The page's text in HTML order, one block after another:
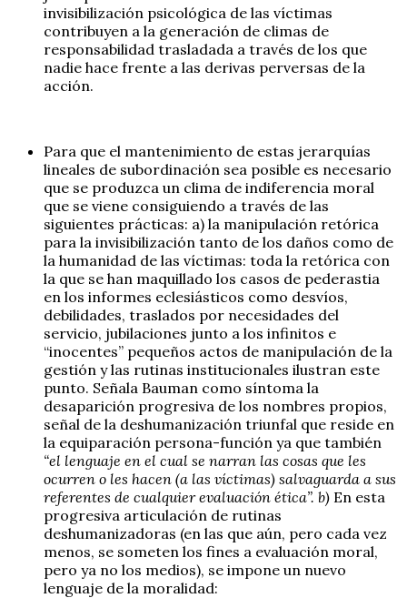
invisibilización psicológica de las víctimas
contribuyen a la generación de climas de
responsabilidad trasladada a través de los que
nadie hace frente a las derivas perversas de la
acción.
Para que el mantenimiento de estas jerarquías
lineales de subordinación sea posible es necesario
que se produzca un clima de indiferencia moral
que se viene consiguiendo a través de las
siguientes prácticas: a) la manipulación retórica
para la invisibilización tanto de los daños como de
la humanidad de las víctimas: toda la retórica con
la que se han maquillado los casos de pederastia
en los informes eclesiásticos como desvíos,
debilidades, traslados por necesidades del
servicio, jubilaciones junto a los infinitos e
“inocentes” pequeños actos de manipulación de la
gestión y las rutinas institucionales ilustran este
punto. Señala Bauman como síntoma la
desaparición progresiva de los nombres propios,
señal de la deshumanización triunfal que reside en
la equiparación persona-función ya que también
“el lenguaje en el cual se narran las cosas que les
ocurren o les hacen (a las víctimas) salvaguarda a sus
referentes de cualquier evaluación ética”. b) En esta
progresiva articulación de rutinas
deshumanizadoras (en las que aún, pero cada vez
menos, se someten los fines a evaluación moral,
pero ya no los medios), se impone un nuevo
lenguaje de la moralidad: